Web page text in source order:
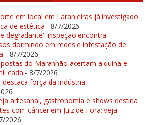
em local em Laranjeiras já investigado
de estética - 8/7/2026
degradante': inspeção encontra
dormindo em redes e infestação de
- 8/7/2026
do Maranhão acertam a quina e
cada - 8/7/2026
destaca força da indústria
artesanal, gastronomia e shows destina
com câncer em Juiz de Fora; veja
2026